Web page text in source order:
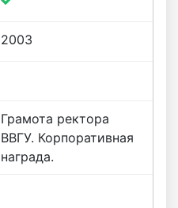
2003
Грамота ректора
ВВГУ. Корпоративная
награда.